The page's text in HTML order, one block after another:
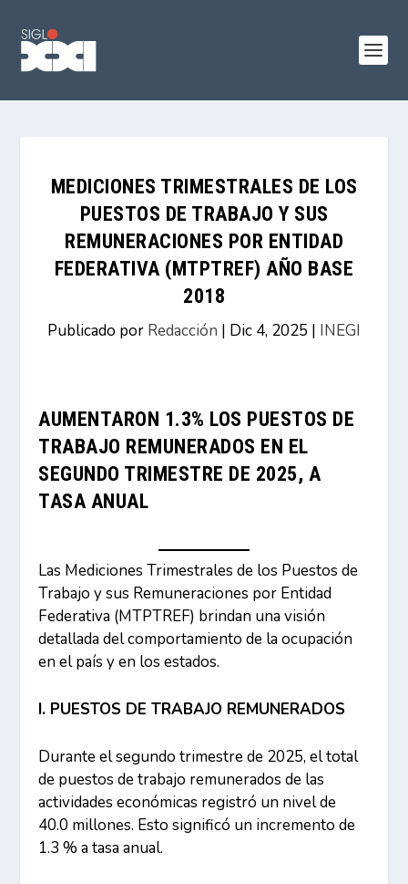
MEDICIONES TRIMESTRALES DE LOS
PUESTOS DE TRABAJO Y SUS
REMUNERACIONES POR ENTIDAD
FEDERATIVA (MTPTREF) AÑO BASE
2018
Publicado por Redacción | Dic 4, 2025 | INEGI
AUMENTARON 1.3% LOS PUESTOS DE
TRABAJO REMUNERADOS EN EL
SEGUNDO TRIMESTRE DE 2025, A
TASA ANUAL
Las Mediciones Trimestrales de los Puestos de
Trabajo y sus Remuneraciones por Entidad
Federativa (MTPTREF) brindan una visión
detallada del comportamiento de la ocupación
en el país y en los estados.
I. PUESTOS DE TRABAJO REMUNERADOS
Durante el segundo trimestre de 2025, el total
de puestos de trabajo remunerados de las
actividades económicas registró un nivel de
40.0 millones. Esto significó un incremento de
1.3 % a tasa anual.